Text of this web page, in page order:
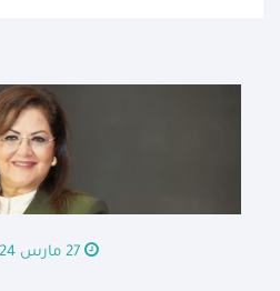
27 مارس 2024